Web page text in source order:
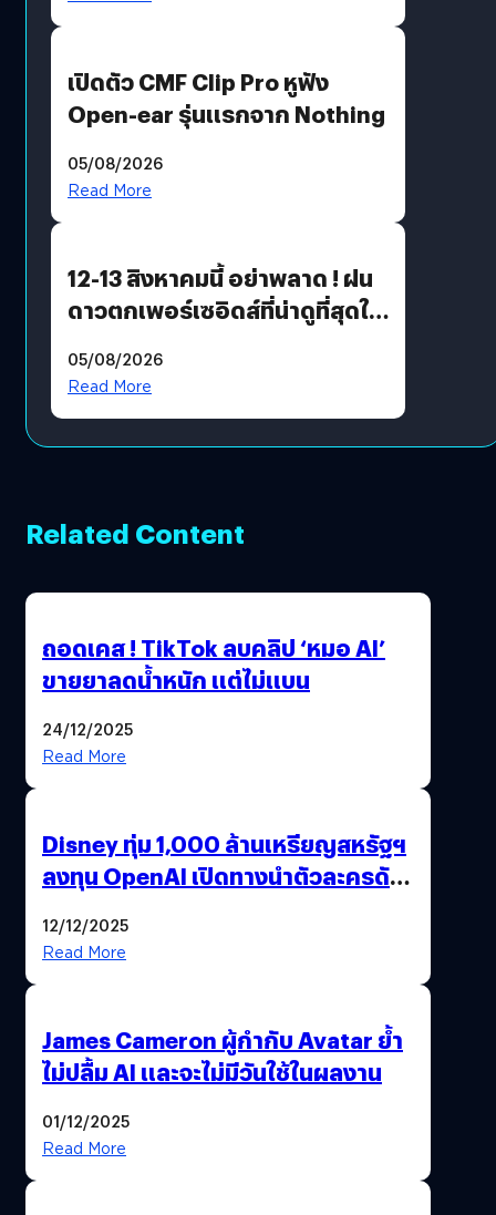
เปิดตัว CMF Clip Pro หูฟัง
Open-ear รุ่นแรกจาก Nothing
05/08/2026
Read More
12-13 สิงหาคมนี้ อย่าพลาด ! ฝน
ดาวตกเพอร์เซอิดส์ที่น่าดูที่สุดใน
05/08/2026
Read More
Related Content
ถอดเคส ! TikTok ลบคลิป ‘หมอ AI’
ขายยาลดน้ำหนัก แต่ไม่แบน
24/12/2025
Read More
Disney ทุ่ม 1,000 ล้านเหรียญสหรัฐฯ
ลงทุน OpenAI เปิดทางนำตัวละครดัง
12/12/2025
Read More
James Cameron ผู้กำกับ Avatar ย้ำ
ไม่ปลื้ม AI และจะไม่มีวันใช้ในผลงาน
01/12/2025
Read More